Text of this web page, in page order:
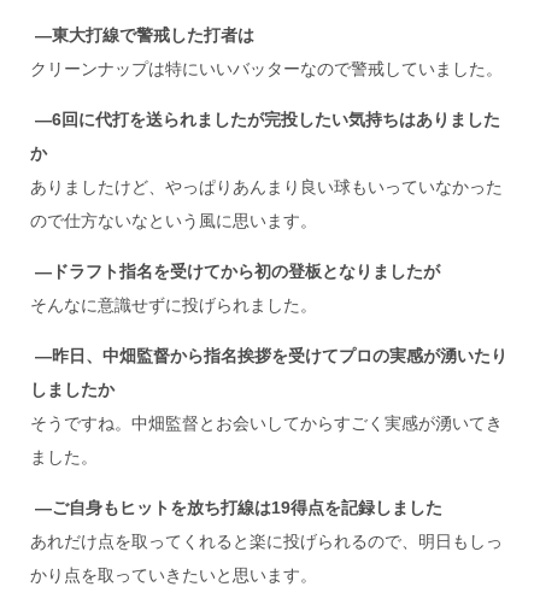
―東大打線で警戒した打者は
クリーンナップは特にいいバッターなので警戒していました。
―6回に代打を送られましたが完投したい気持ちはありました
か
ありましたけど、やっぱりあんまり良い球もいっていなかった
ので仕方ないなという風に思います。
―ドラフト指名を受けてから初の登板となりましたが
そんなに意識せずに投げられました。
―昨日、中畑監督から指名挨拶を受けてプロの実感が湧いたり
しましたか
そうですね。中畑監督とお会いしてからすごく実感が湧いてき
ました。
―ご自身もヒットを放ち打線は19得点を記録しました
あれだけ点を取ってくれると楽に投げられるので、明日もしっ
かり点を取っていきたいと思います。